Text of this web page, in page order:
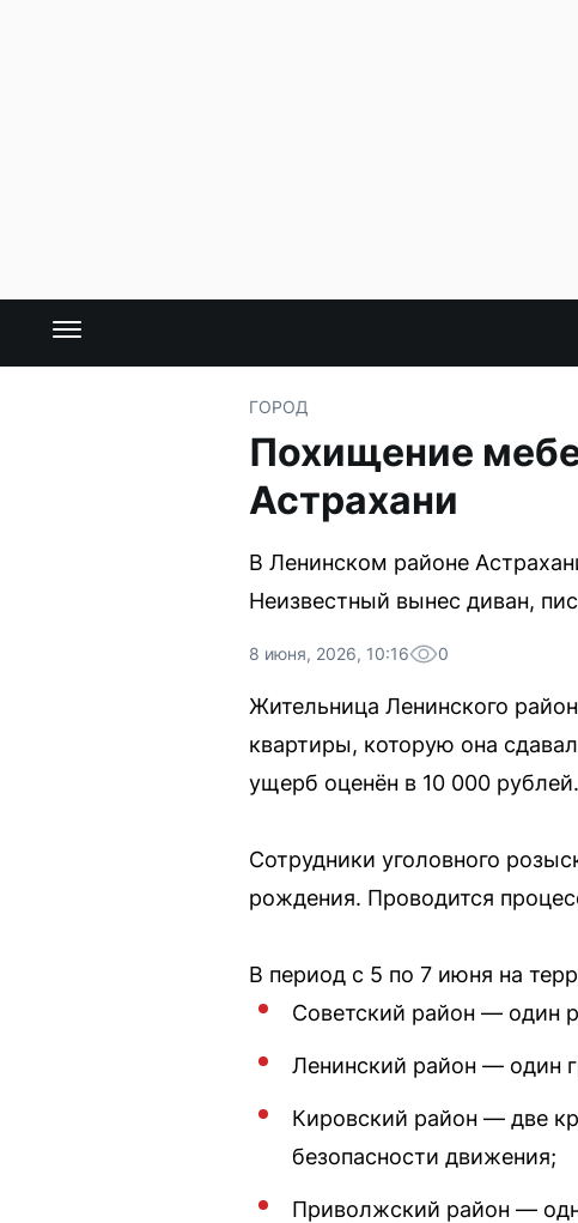
ГОРОД
Похищение
Астрахани
В Ленинском районе
Неизвестный вынес диван,
8 июня, 2026, 10:16 0
Жительница Ленинского
квартиры, которую она
ущерб оценён в 10 000 рублей.
Сотрудники уголовного
рождения. Проводится
В период с 5 по 7 июня на
Советский район — один
Ленинский район — один
Кировский район — две
безопасности движения;
Приволжский район —